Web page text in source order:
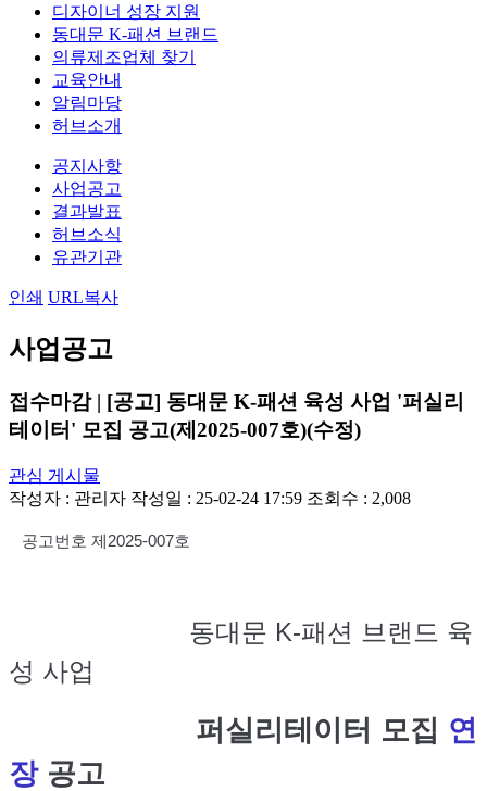
디자이너 성장 지원
동대문 K-패션 브랜드
의류제조업체 찾기
교육안내
알림마당
허브소개
공지사항
사업공고
결과발표
허브소식
유관기관
인쇄 URL복사
사업공고
접수마감 | [공고] 동대문 K-패션 육성 사업 '퍼실리
테이터' 모집 공고(제2025-007호)(수정)
관심 게시물
작성자 : 관리자 작성일 : 25-02-24 17:59 조회수 : 2,008
공고번호 제 2025-007호
동대문 K-패션 브랜드 육
성 사업
퍼실리테이터 모집 연
장공고